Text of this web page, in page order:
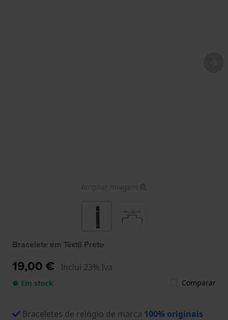
Ampliar imagem
Bracelete em Têxtil Preto
19,00 € Inclui 23% Iva
● Em stock Comparar
Braceletes de relógio de marca 100% originais